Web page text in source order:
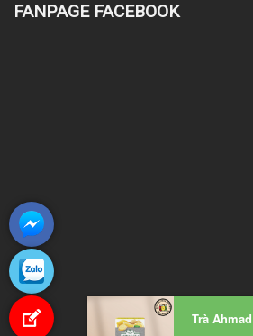
FANPAGE FACEBOOK